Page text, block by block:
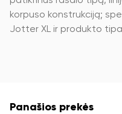
korpuso konstrukciją;
Jotter XL ir produkto
Panašios prekės